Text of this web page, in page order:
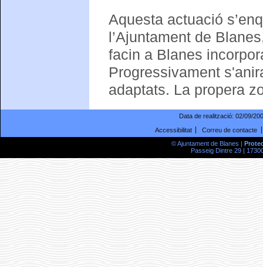
Aquesta actuació
l’Ajuntament de
facin a Blanes
Progressivament
adaptats. La propera
Data de realització: 02/09/
Accessibilitat
Correu de contacte
© Ajuntament de Blanes |
Passeig Dintre 29 |